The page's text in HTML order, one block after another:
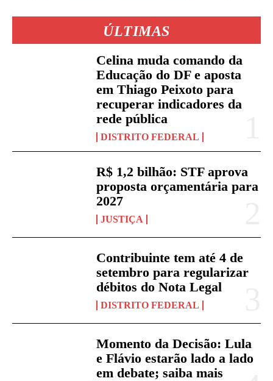
ÚLTIMAS
Celina muda comando da
Educação do DF e aposta
em Thiago Peixoto para
recuperar indicadores da
rede pública
DISTRITO FEDERAL
R$ 1,2 bilhão: STF aprova
proposta orçamentária para
2027
JUSTIÇA
Contribuinte tem até 4 de
setembro para regularizar
débitos do Nota Legal
DISTRITO FEDERAL
Momento da Decisão: Lula
e Flávio estarão lado a lado
em debate; saiba mais